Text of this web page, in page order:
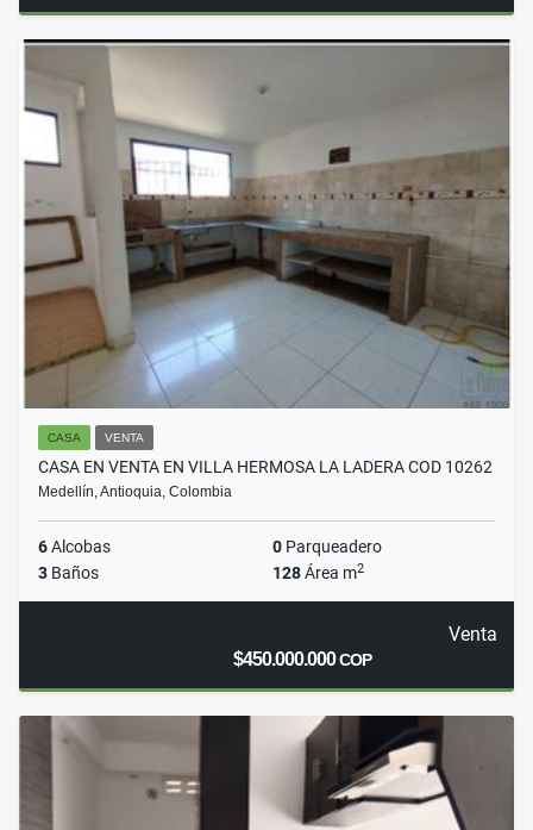
CASA VENTA
CASA EN VENTA EN VILLA HERMOSA LA LADERA COD 10262
Medellín, Antioquia, Colombia
6Alcobas 0 Parqueadero
3 Baños 128Área m2
Venta
$450.000.000COP